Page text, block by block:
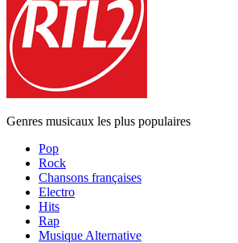
Genres musicaux les plus populaires
Pop
Rock
Chansons françaises
Electro
Hits
Rap
Musique Alternative